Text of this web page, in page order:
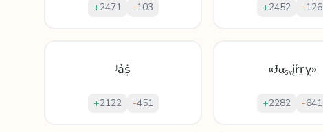
+2471 -103 +2452 -126
ʲảṩ
+2122 -451
«Ɉαₛᵥįȑṟỵ»
+2282 -641